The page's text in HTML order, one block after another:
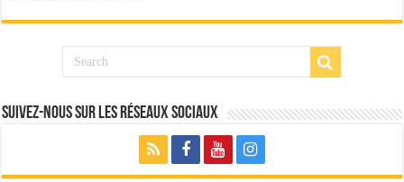
Suivez-nous sur les Réseaux Sociaux